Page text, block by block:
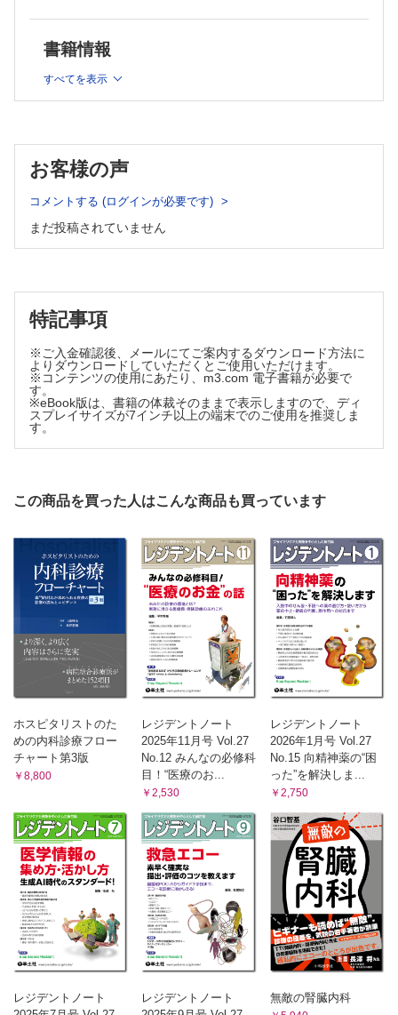
第2章：本格不明熱
本格不明熱とは何か【吉見祐輔】
本格不明熱へのアプローチ【末松篤樹】
連載
実践！ 画像診断Q&A―このサインを見落とすな
咳嗽，胸部異常陰影で紹介受診した70歳代女性【杉野美緒，
西村直樹】
なるほどわかった！ 日常診療のズバリ基本講座
患者に「わかりやすく」説明するコツ：前編（全3回）【松
“研修医あるある”から学ぶ救急診療トレーニング
今日から使える！ 病棟の身体診察
第5回 入院患者のショック【劉 彦伯】
よく使う日常治療薬の正しい使い方
月経困難症治療薬の正しい使い方 ～病態を理解して，正し
い治療薬を選ぶ・使う・説明する【小谷泰史】
こんなにも面白い医学の世界 からだのトリビア教えます
第137回 エアバッグ物語【中尾篤典】
Step Beyond Resident
書籍情報
すべてを表示
お客様の声
コメントする (ログインが必要です)
まだ投稿されていません
特記事項
※ご入金確認後、メールにてご案内するダウンロード方法に
よりダウンロードしていただくとご使用いただけます。
※コンテンツの使用にあたり、m3.com 電子書籍が必要で
す。
※eBook版は、書籍の体裁そのままで表示しますので、ディ
スプレイサイズが7インチ以上の端末でのご使用を推奨しま
す。
この商品を買った人はこんな商品も買っています
ホスピタリストのた
めの内科診療フロー
チャート第3版
￥8,800
レジデントノート
2025年11月号 Vol.27
No.12 みんなの必修科
目！“医療のお...
￥2,530
レジデントノート
2026年1月号 Vol.27
No.15 向精神薬の“困
った”を解決しま...
￥2,750
レジデントノート
レジデントノート
無敵の腎臓内科